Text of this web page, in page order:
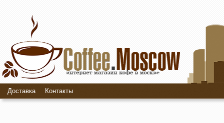
Доставка Контакты